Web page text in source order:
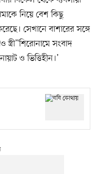
নিয়ে বেশ কিছু
সেখানে বাশারের সঙ্গে
সংবাদ
ও ভিত্তিহীন।’